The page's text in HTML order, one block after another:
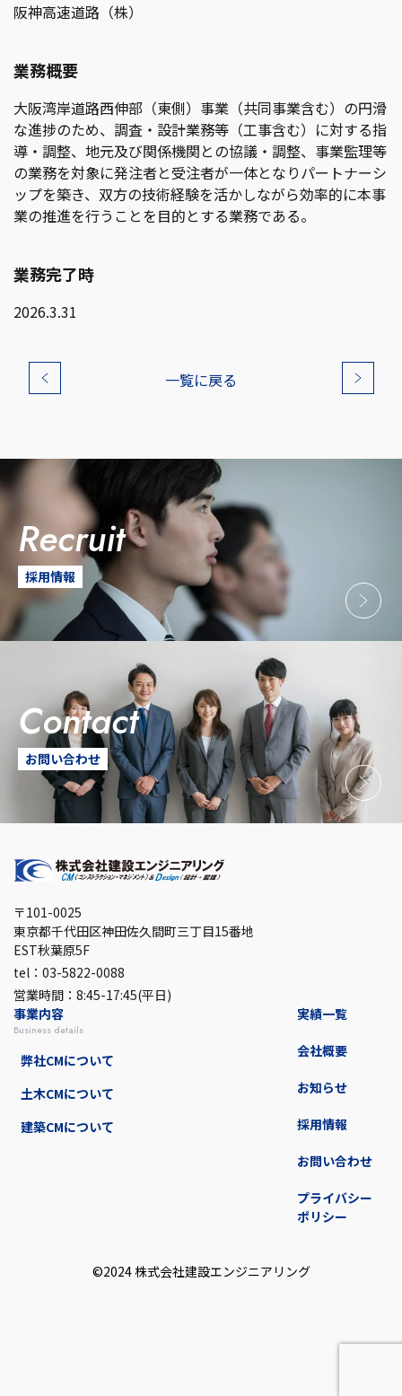
阪神高速道路（株）
業務概要
大阪湾岸道路西伸部（東側）事業（共同事業含む）の円滑
な進捗のため、調査・設計業務等（工事含む）に対する指
導・調整、地元及び関係機関との協議・調整、事業監理等
の業務を対象に発注者と受注者が一体となりパートナーシ
ップを築き、双方の技術経験を活かしながら効率的に本事
業の推進を行うことを目的とする業務である。
業務完了時
2026.3.31
一覧に戻る
recruit
採用情報
contact
お問い合わせ
〒101-0025
東京都千代田区神田佐久間町三丁目15番地
EST秋葉原5F
tel：03-5822-0088
営業時間：8:45-17:45(平日)
事業内容
business details
弊社CMについて
土木CMについて
建築CMについて
実績一覧
会社概要
お知らせ
採用情報
お問い合わせ
プライバシー
ポリシー
©2024 株式会社建設エンジニアリング︎